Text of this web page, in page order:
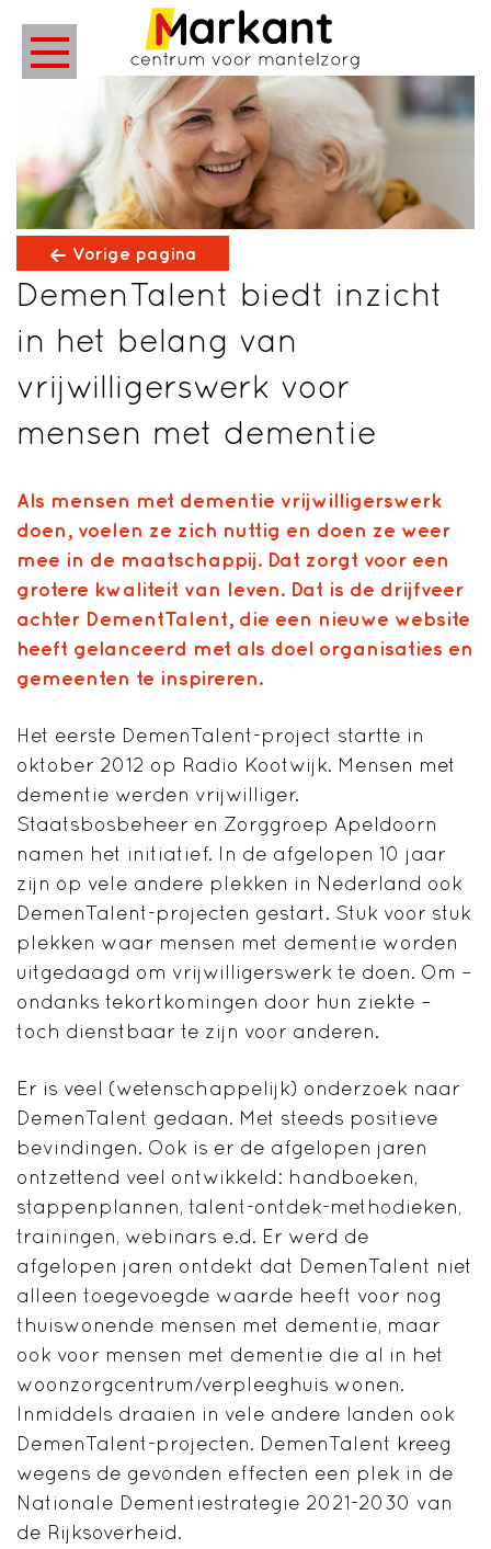
Vorige pagina
DemenTalent biedt inzicht
in het belang van
vrijwilligerswerk voor
mensen met dementie
Als mensen met dementie vrijwilligerswerk
doen, voelen ze zich nuttig en doen ze weer
mee in de maatschappij. Dat zorgt voor een
grotere kwaliteit van leven. Dat is de drijfveer
achter DementTalent, die een nieuwe website
heeft gelanceerd met als doel organisaties en
gemeenten te inspireren.
Het eerste DemenTalent-project startte in
oktober 2012 op Radio Kootwijk. Mensen met
dementie werden vrijwilliger.
Staatsbosbeheer en Zorggroep Apeldoorn
namen het initiatief. In de afgelopen 10 jaar
zijn op vele andere plekken in Nederland ook
DemenTalent-projecten gestart. Stuk voor stuk
plekken waar mensen met dementie worden
uitgedaagd om vrijwilligerswerk te doen. Om –
ondanks tekortkomingen door hun ziekte –
toch dienstbaar te zijn voor anderen.
Er is veel (wetenschappelijk) onderzoek naar
DemenTalent gedaan. Met steeds positieve
bevindingen. Ook is er de afgelopen jaren
ontzettend veel ontwikkeld: handboeken,
stappenplannen, talent-ontdek-methodieken,
trainingen, webinars e.d. Er werd de
afgelopen jaren ontdekt dat DemenTalent niet
alleen toegevoegde waarde heeft voor nog
thuiswonende mensen met dementie, maar
ook voor mensen met dementie die al in het
woonzorgcentrum/verpleeghuis wonen.
Inmiddels draaien in vele andere landen ook
DemenTalent-projecten. DemenTalent kreeg
wegens de gevonden effecten een plek in de
Nationale Dementiestrategie 2021-2030 van
de Rijksoverheid.